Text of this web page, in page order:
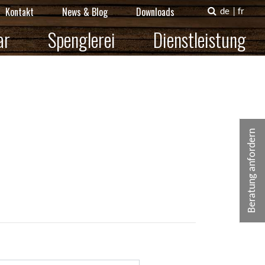
Kontakt News & Blog Downloads de | fr
Spenglerei Dienstleistung
Beratung anfordern